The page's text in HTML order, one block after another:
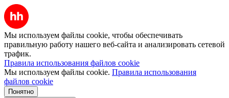
Мы используем файлы cookie, чтобы обеспечивать
правильную работу нашего веб-сайта и анализировать сетевой
трафик.
Правила использования файлов cookie
Мы используем файлы cookie. Правила использования
файлов cookie
Понятно